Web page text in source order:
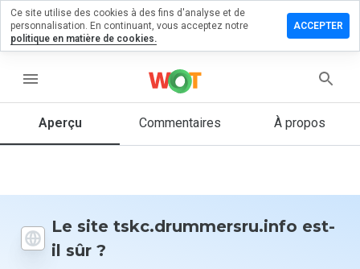
menu
Aperçu Commentaires À propos
Le site tskc.drummersru.info est-
il sûr ?
sur
Quelle
donneriez-
Ce site utilise des cookies à des fins d'analyse et de
personnalisation. En continuant, vous acceptez notre
politique en matière de cookies.
ACCEPTER